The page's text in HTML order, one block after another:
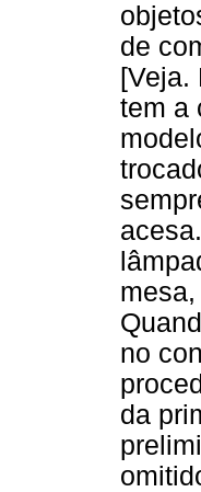
de
[Veja.
tem a
no
da